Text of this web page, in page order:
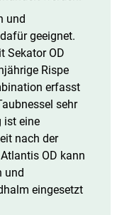
und
geeignet.
Sekator OD
Rispe
erfasst
sehr
ist eine
nach der
OD kann
und
eingesetzt